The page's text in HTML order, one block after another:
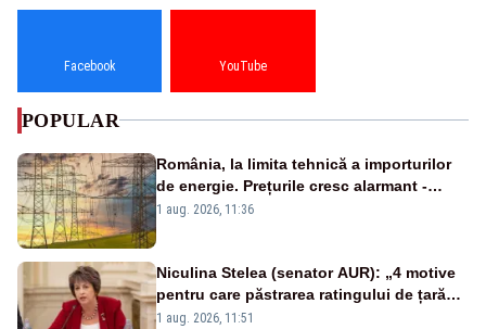
Facebook YouTube
POPULAR
România, la limita tehnică a importurilor
de energie. Prețurile cresc alarmant -
Analiză Realitatea Plus
1 aug. 2026, 11:36
Niculina Stelea (senator AUR): „4 motive
pentru care păstrarea ratingului de țară
nu este o reușită pentru Guvernul
1 aug. 2026, 11:51